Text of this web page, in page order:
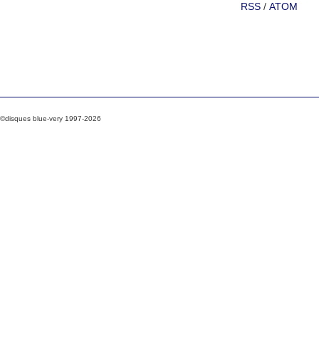
RSS / ATOM
©disques blue-very 1997-2026